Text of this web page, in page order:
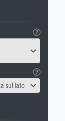
sul lato